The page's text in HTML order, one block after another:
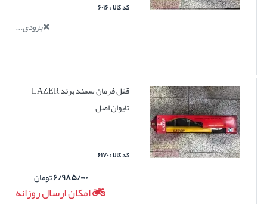
کد کالا : ۶۰۱۶
بزودی...
قفل فرمان سمند برند LAZER
تایوان اصل
کد کالا : ۶۱۷۰
۶/۹۸۵/۰۰۰تومان
امکان ارسال روزانه